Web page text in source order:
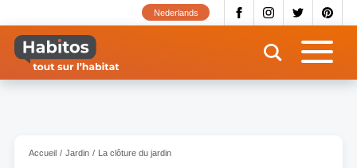
contenu
principal
Nederlands
Accueil Jardin La clôture du jardin